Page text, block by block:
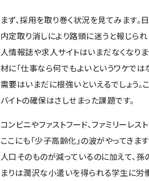
まず、採用を取り巻く状況を見てみます
内定取り消しにより路頭に迷うと報じら
人情報誌や求人サイトはいまだなくなり
材に「仕事なら何でもよいというワケでは
需要はいまだに根強いといえるでしょう
バイトの確保はさしせまった課題です。
コンビニやファストフード、ファミリーレ
ここにも「少子高齢化」の波がやってきま
人口そのものが減っているのに加えて、
まりは潤沢な小遣いを得られる学生に労